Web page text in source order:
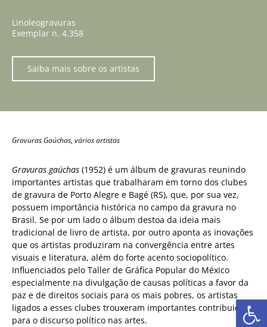
Linoleogravuras
Exemplar n. 4.358
Saiba mais sobre os artistas
Gravuras Gaúchas, vários artistas
Gravuras gaúchas (1952) é um álbum de gravuras reunindo
importantes artistas que trabalharam em torno dos clubes
de gravura de Porto Alegre e Bagé (RS), que, por sua vez,
possuem importância histórica no campo da gravura no
Brasil. Se por um lado o álbum destoa da ideia mais
tradicional de livro de artista, por outro aponta as inovações
que os artistas produziram na convergência entre artes
visuais e literatura, além do forte acento sociopolítico.
Influenciados pelo Taller de Gráfica Popular do México
especialmente na divulgação de causas políticas a favor da
paz e de direitos sociais para os mais pobres, os artistas
ligados a esses clubes trouxeram importantes contribuições
para o discurso político nas artes.